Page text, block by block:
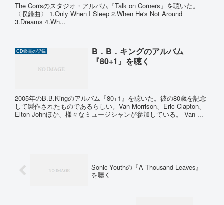
The Corrsのスタジオ・アルバム『Talk on Corners』を聴いた。
〈収録曲〉 1.Only When I Sleep 2.When He's Not Around
3.Dreams 4.Wh...
CD鑑賞の記録
B．B．キングのアルバム
『80+1』を聴く
2005年のB.B.Kingのアルバム『80+1』を聴いた。彼の80歳を記念
して製作されたものであるらしい。Van Morrison、Eric Clapton、
Elton Johnほか、様々なミュージシャンが参加している。 Van ...
Sonic Youthの『A Thousand Leaves』
を聴く